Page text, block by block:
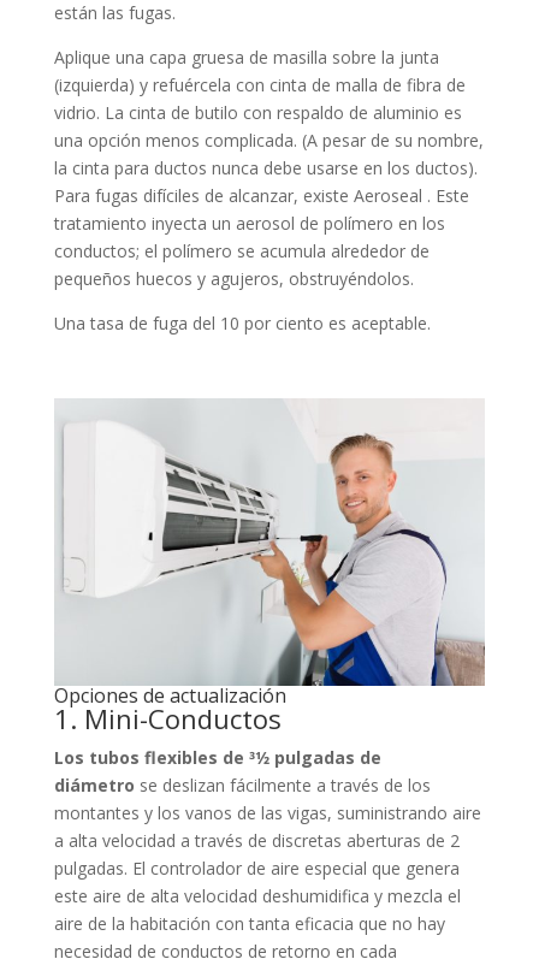
están las fugas.
Aplique una capa gruesa de masilla sobre la junta
(izquierda) y refuércela con cinta de malla de fibra de
vidrio. La cinta de butilo con respaldo de aluminio es
una opción menos complicada. (A pesar de su nombre,
la cinta para ductos nunca debe usarse en los ductos).
Para fugas difíciles de alcanzar, existe Aeroseal . Este
tratamiento inyecta un aerosol de polímero en los
conductos; el polímero se acumula alrededor de
pequeños huecos y agujeros, obstruyéndolos.
Una tasa de fuga del 10 por ciento es aceptable.
Opciones de actualización
1. Mini-Conductos
Los tubos flexibles de 31⁄2 pulgadas de
diámetro se deslizan fácilmente a través de los
montantes y los vanos de las vigas, suministrando aire
a alta velocidad a través de discretas aberturas de 2
pulgadas. El controlador de aire especial que genera
este aire de alta velocidad deshumidifica y mezcla el
aire de la habitación con tanta eficacia que no hay
necesidad de conductos de retorno en cada